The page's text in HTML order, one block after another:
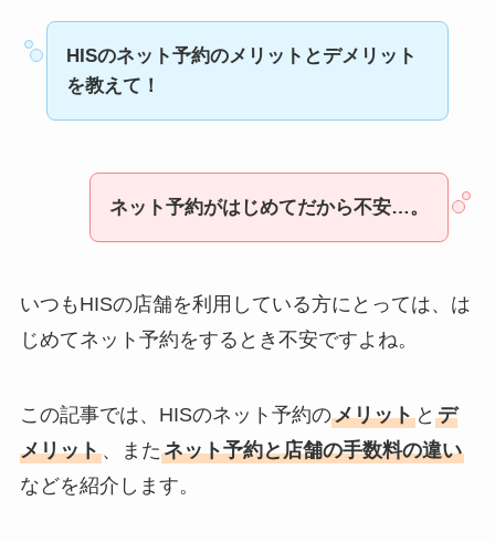
HISのネット予約のメリットとデメリット
を教えて！
ネット予約がはじめてだから不安…。
いつもHISの店舗を利用している方にとっては、は
じめてネット予約をするとき不安ですよね。
この記事では、HISのネット予約のメリットと デ
メリット、またネット予約と店舗の手数料の違い
などを紹介します。